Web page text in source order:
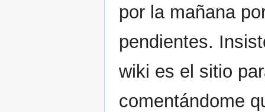
por la mañana
pendientes.
wiki es el sitio
comentándome